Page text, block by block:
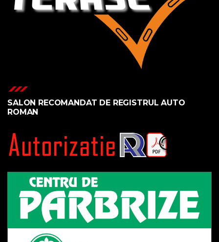
SALON RECOMANDAT DE REGISTRUL AUTO
ROMAN